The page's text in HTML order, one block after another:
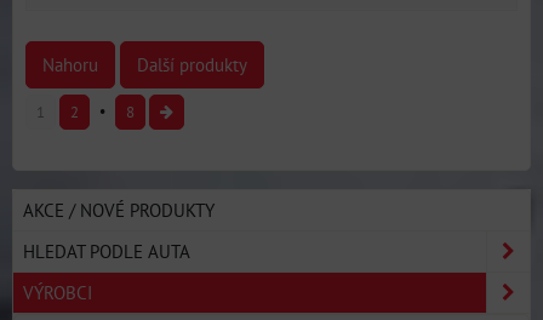
Nahoru Další produkty
1 2 8
AKCE / NOVÉ PRODUKTY
HLEDAT PODLE AUTA
VÝROBCI